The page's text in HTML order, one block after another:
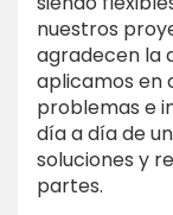
nuestros
agradecen la
aplicamos en
problemas e
día a día de
soluciones y
partes.